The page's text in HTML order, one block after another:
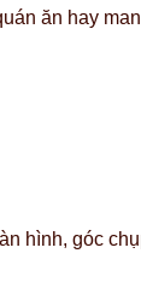
ăn hay
hình, góc